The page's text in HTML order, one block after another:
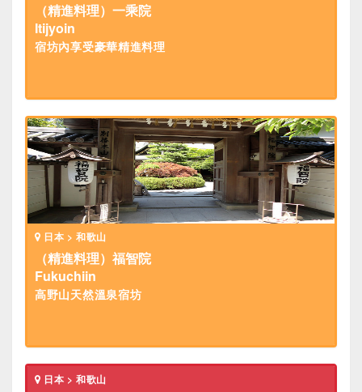
（精進料理）一乘院
Itijyoin
宿坊內享受豪華精進料理
日本 > 和歌山
（精進料理）福智院
Fukuchiin
高野山天然溫泉宿坊
日本 > 和歌山